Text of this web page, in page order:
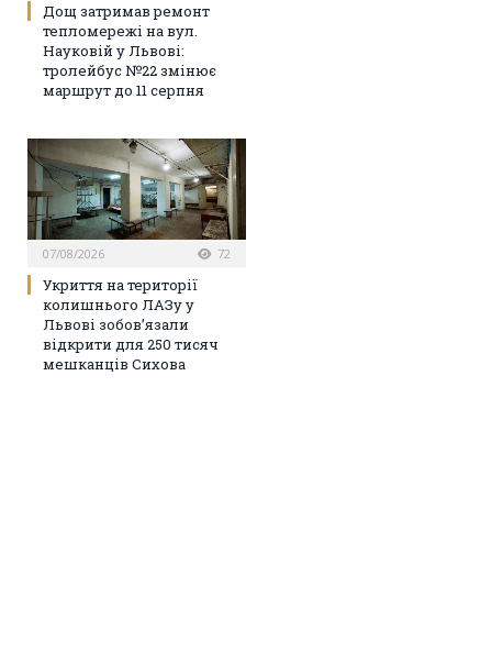
Дощ затримав ремонт
тепломережі на вул.
Науковій у Львові:
тролейбус №22 змінює
маршрут до 11 серпня
07/08/2026 72
Укриття на території
колишнього ЛАЗу у
Львові зобов’язали
відкрити для 250 тисяч
мешканців Сихова